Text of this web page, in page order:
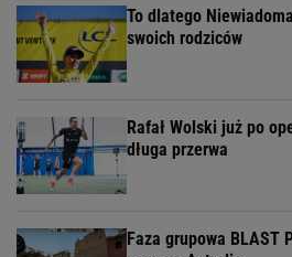
To dlatego
swoich rodziców
Rafał Wolski już po
długa przerwa
Faza grupowa BLAST